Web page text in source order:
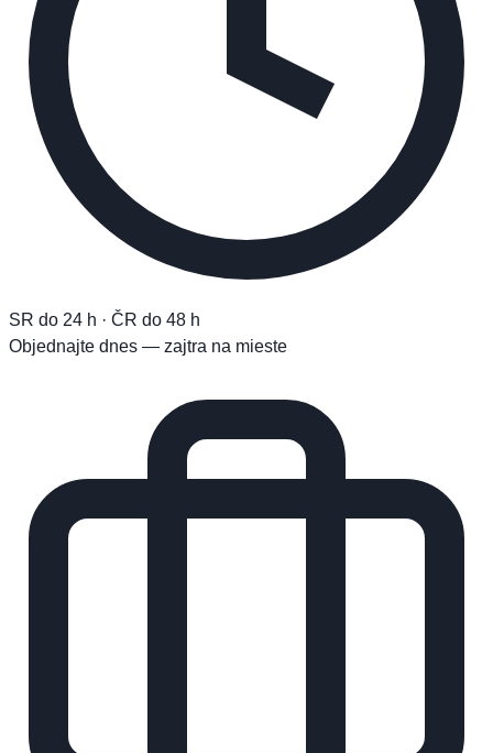
SR do 24 h · ČR do 48 h
Objednajte dnes — zajtra na mieste